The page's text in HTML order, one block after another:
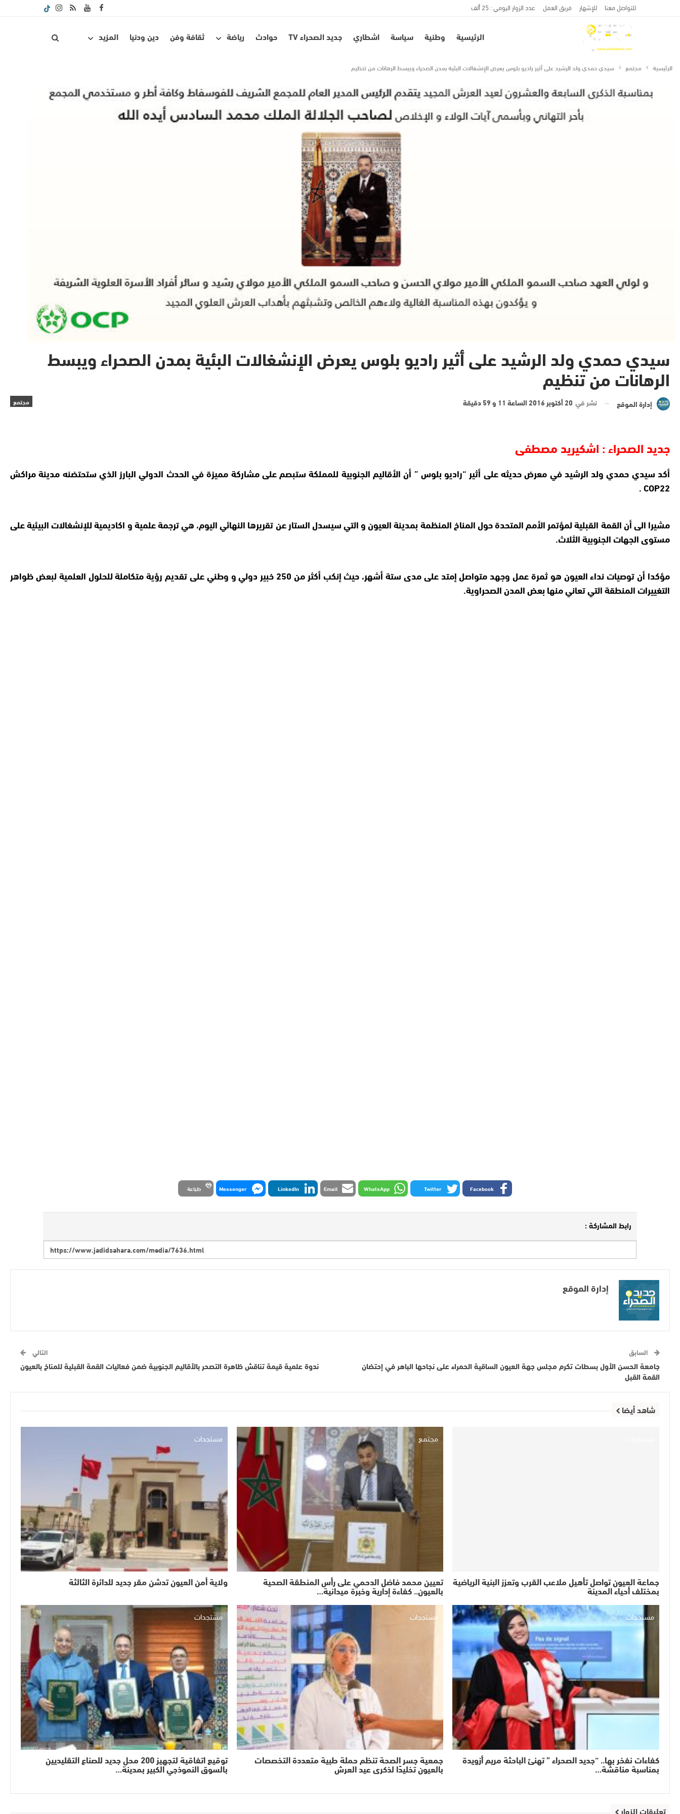
للتواصل معنا للإشهار فريق العمل عدد الزوار اليومي : 25 ألف
الرئيسية وطنية سياسة اشطاري جديد الصحراء TV حوادث رياضة ثقافة وفن دين ودنيا المزيد
الرئيسية مجتمع سيدي حمدي ولد الرشيد على أثير راديو بلوس يعرض الإنشغالات البئية بمدن الصحراء ويبسط الرهانات من تنظيم
سيدي حمدي ولد الرشيد على أثير راديو بلوس يعرض الإنشغالات البئية بمدن الصحراء ويبسط
الرهانات من تنظيم
مجتمع إدارة الموقع نشر في 20 أكتوبر 2016 الساعة 11 و 59 دقيقة
جديد الصحراء : اشكيريد مصطفى
أكد سيدي حمدي ولد الرشيد في معرض حديثه على أثير “راديو بلوس ” أن الأقاليم الجنوبية للمملكة ستبصم على مشاركة مميزة في الحدث الدولي البارز الذي ستحتضنه مدينة مراكش
COP22 .
مشيرا الى أن القمة القبلية لمؤتمر الأمم المتحدة حول المناخ المنظمة بمدينة العيون و التي سيسدل الستار عن تقريرها النهائي اليوم، هي ترجمة علمية و اكاديمية للإنشغالات البيئية على
مستوى الجهات الجنوبية الثلاث.
مؤكدا أن توصيات نداء العيون هو ثمرة عمل وجهد متواصل إمتد على مدى ستة أشهر، حيث إنكب أكثر من 250 خبير دولي و وطني على تقديم رؤية متكاملة للحلول العلمية لبعض ظواهر
التغييرات المنطقة التي تعاني منها بعض المدن الصحراوية.
Facebook
Twitter
WhatsApp
Email
LinkedIn
Messenger طباعة
رابط المشاركة :
إدارة الموقع
السابق
جامعة الحسن الأول بسطات تكرم مجلس جهة العيون الساقية الحمراء على نجاحها الباهر في إحتضان
القمة القبل
التالي
ندوة علمية قيمة تناقش ظاهرة التصحر بالأقاليم الجنوبية ضمن فعاليات القمة القبلية للمناخ بالعيون‎
شاهد أيضا
جماعة العيون تواصل تأهيل ملاعب القرب وتعزز البنية الرياضية
بمختلف أحياء المدينة
مجتمع
تعيين محمد فاضل الدحمي على رأس المنطقة الصحية
بالعيون.. كفاءة إدارية وخبرة ميدانية…
مستجدات
ولاية أمن العيون تدشن مقر جديد للدائرة الثالثة
مستجدات
كفاءات نفخر بها.. “جديد الصحراء ” تهنئ الباحثة مريم أزويدة
بمناسبة مناقشة…
مستجدات
جمعية جسر الصحة تنظم حملة طبية متعددة التخصصات
بالعيون تخليدًا لذكرى عيد العرش
مستجدات
توقيع اتفاقية لتجهيز 200 محل جديد للصناع التقليديين
بالسوق النموذجي الكبير بمدينة…
تعليقات الزوار